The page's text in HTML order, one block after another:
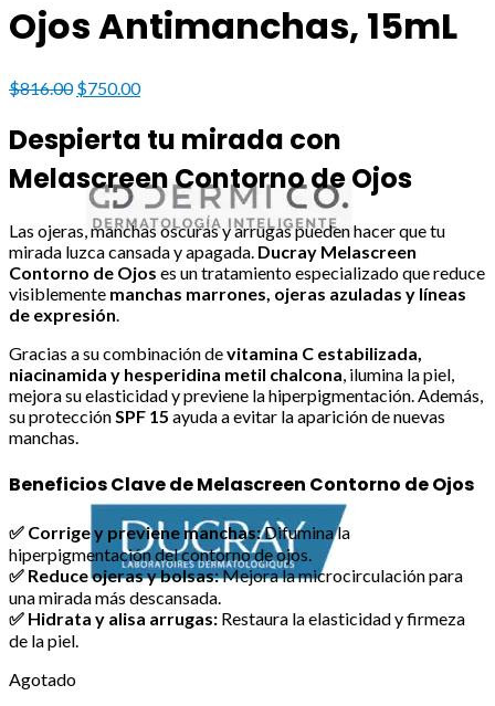
Ojos Antimanchas, 15mL
$816.00 Original
was:
$816.00.
$750.00Current
is:
$750.00.
Despierta tu mirada con
Melascreen Contorno de Ojos
Las ojeras, manchas oscuras y arrugas pueden hacer que tu
mirada luzca cansada y apagada. Ducray Melascreen
Contorno de Ojos es un tratamiento especializado que reduce
visiblemente manchas marrones, ojeras azuladas y líneas
de expresión
Gracias a su combinación devitamina C estabilizada,
niacinamida y hesperidina metil chalcona , ilumina la piel,
mejora su elasticidad y previene la hiperpigmentación. Además,
su protección SPF 15 ayuda a evitar la aparición de nuevas
manchas.
Beneficios Clave de Melascreen Contorno de Ojos
✅ Corrige y previene manchas:Difumina la
hiperpigmentación del contorno de ojos.
✅ Reduce ojeras y bolsas:Mejora la microcirculación para
una mirada más descansada.
✅ Hidrata y alisa arrugas: Restaura la elasticidad y firmeza
de la piel.
Agotado